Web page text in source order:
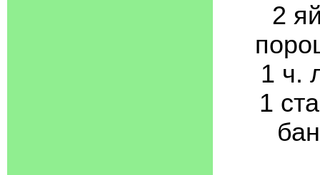
2
1 ч.
1